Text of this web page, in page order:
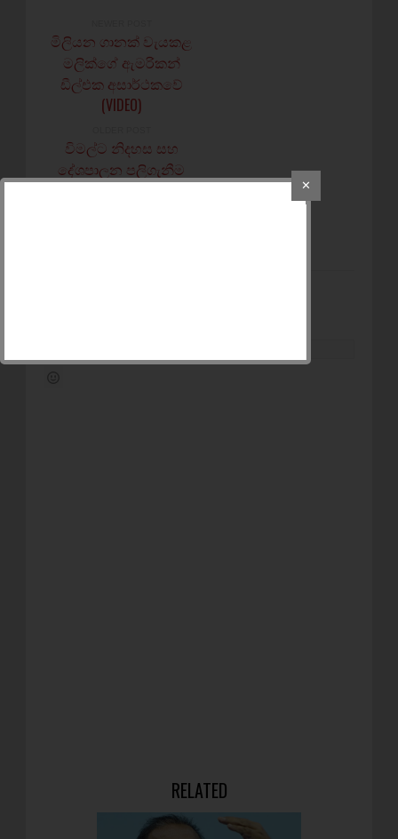
මිලියන ගානක් වැයකළ
මලික්ගේ ඇමරිකන්
ඩීල්එක අසාර්ථකවේ
(VIDEO)
විමල්ට නිදහස සහ
දේශපාලන පලිගැනීම
RELATED
✕